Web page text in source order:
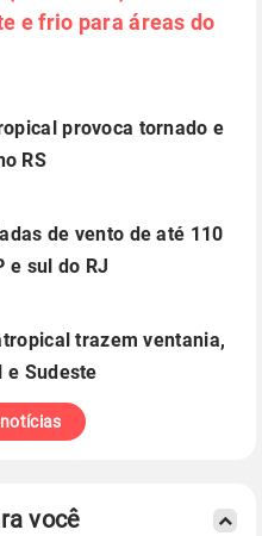
e frio para áreas do
provoca tornado e
RS
de vento de até 110
e sul do RJ
trazem ventania,
e Sudeste
você